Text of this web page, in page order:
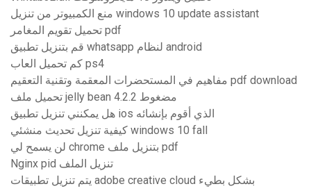
منع الكمبيوتر من تنزيل windows 10 update assistant
تحميل تقويم المغامر pdf
قم بتنزيل تطبيق whatsapp لنظام android
كم تحميل العاب ps4
مفاهيم في المستحضرات المعقمة وتقنية التعقيم pdf download
تحميل ملف jelly bean 4.2.2 مضغوط
هل يمكنني تنزيل تطبيق ios الذي أقوم بإنشائه
كيفية تنزيل تحديث منشئي windows 10 fall
لن يسمح لي chrome بتنزيل ملف pdf
Nginx pid تنزيل الملف
يتم تنزيل تطبيقات adobe creative cloud بشكل بطيء